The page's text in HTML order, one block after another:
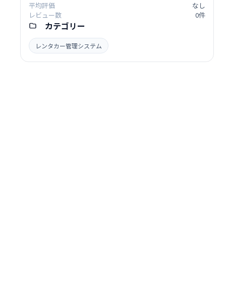
平均評価
なし
レビュー数
0件
カテゴリー
レンタカー管理システム